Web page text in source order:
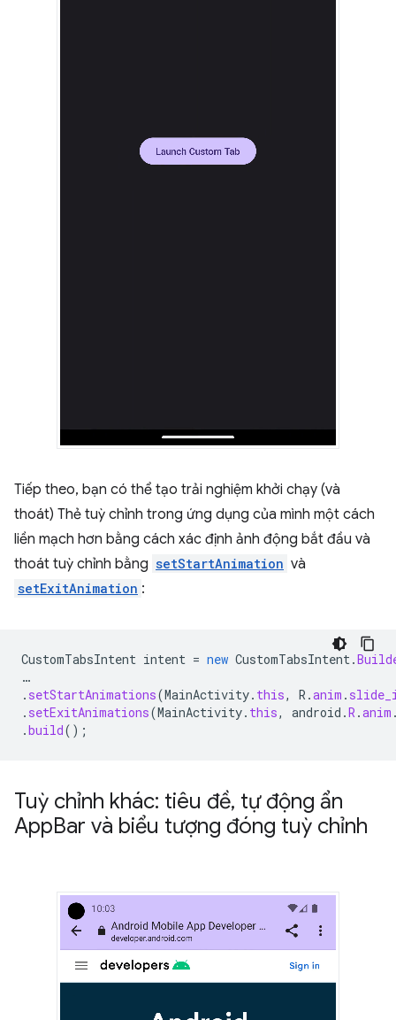
Tiếp theo, bạn có thể tạo trải nghiệm khởi chạy (và
thoát) Thẻ tuỳ chỉnh trong ứng dụng của mình một cách
liền mạch hơn bằng cách xác định ảnh động bắt đầu và
thoát tuỳ chỉnh bằng setStartAnimation và
setExitAnimation :
CustomTabsIntent intent = new CustomTabsIntent.
…
. setStartAnimations(MainActivity. this, R .anim .
. setExitAnimations(MainActivity. this, android .R .anim
.build();
Tuỳ chỉnh khác: tiêu đề, tự động ẩn
AppBar và biểu tượng đóng tuỳ chỉnh